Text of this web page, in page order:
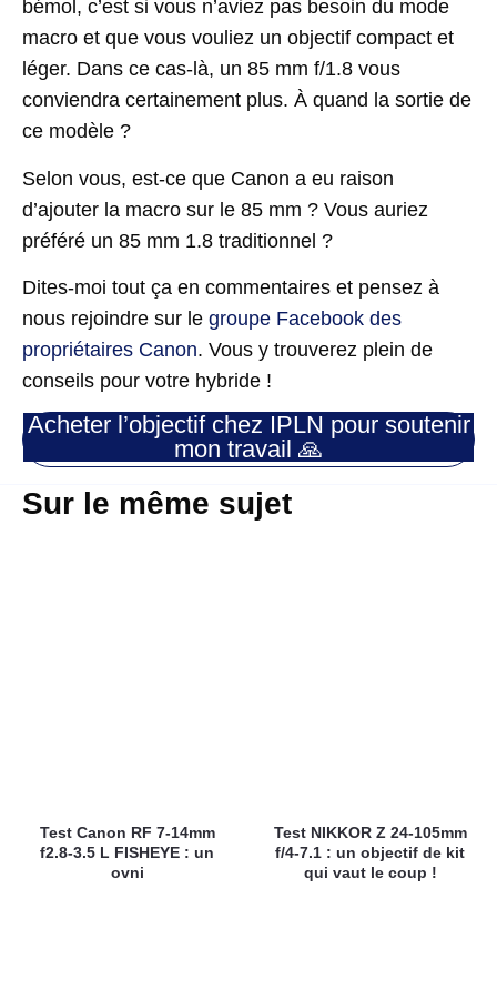
bémol, c’est si vous n’aviez pas besoin du mode
macro et que vous vouliez un objectif compact et
léger. Dans ce cas-là, un 85 mm f/1.8 vous
conviendra certainement plus. À quand la sortie de
ce modèle ?
Selon vous, est-ce que Canon a eu raison
d’ajouter la macro sur le 85 mm ? Vous auriez
préféré un 85 mm 1.8 traditionnel ?
Dites-moi tout ça en commentaires et pensez à
nous rejoindre sur le groupe Facebook des
propriétaires Canon. Vous y trouverez plein de
conseils pour votre hybride !
Acheter l’objectif chez IPLN pour soutenir
mon travail 🙏
Sur le même sujet
Test Canon RF 7-14mm
f2.8-3.5 L FISHEYE : un
ovni
Test NIKKOR Z 24-105mm
f/4-7.1 : un objectif de kit
qui vaut le coup !